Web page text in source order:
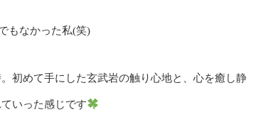
もなかった私(笑)
初めて手にした玄武岩の触り心地と、心を癒し静
いった感じです